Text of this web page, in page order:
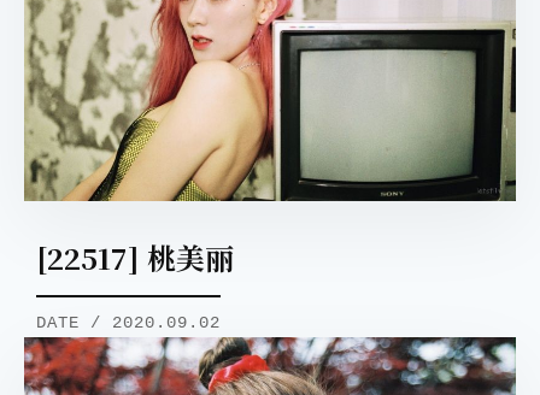
[22517] 桃美丽
DATE / 2020.09.02